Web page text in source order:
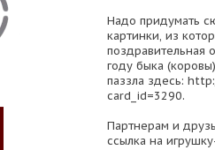
Надо придумать
картинки, из
поздравительная
году быка
паззла здесь:
card_id=3290.
Партнерам и
ссылка на